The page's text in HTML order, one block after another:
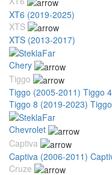
XT6 (2019-2025)
XTS
XTS (2013-2017)
Chery
Tiggo
Tiggo (2005-2011) Tiggo
Tiggo 8 (2019-2023)
Chevrolet
Captiva
Captiva (2006-2011)
Cruze